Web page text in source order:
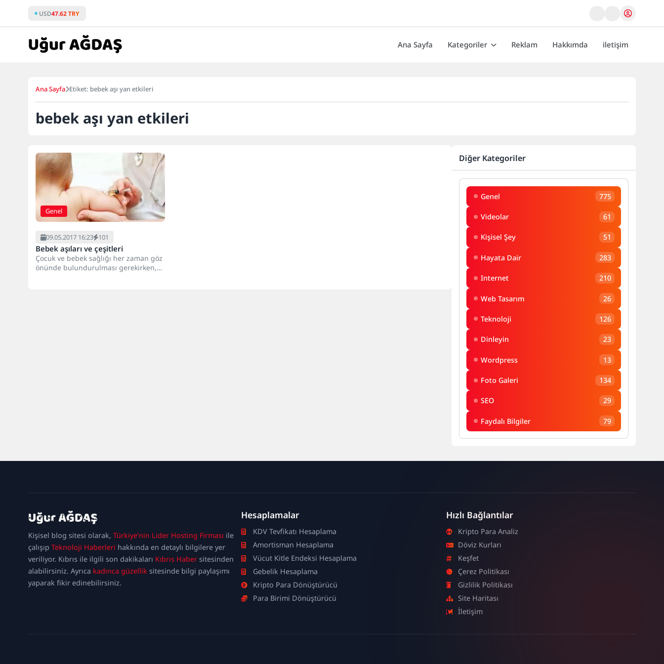
content
USD47.62 TRY
Ana Sayfa Kategoriler Reklam Hakkımda iletişim
Ana Sayfa Etiket: bebek aşı yan etkileri
bebek aşı yan etkileri
Genel
09.05.2017 16:23 101
Bebek aşıları ve çeşitleri
Çocuk ve bebek sağlığı her zaman göz
önünde bulundurulması gerekirken,
Diğer Kategoriler
Genel 775
Videolar 61
Kişisel Şey 51
Hayata Dair 283
Internet 210
Web Tasarım 26
Teknoloji 126
Dinleyin 23
Wordpress 13
Foto Galeri 134
SEO 29
Faydalı Bilgiler 79
Kişisel blog sitesi olarak, Türkiye'nin Lider Hosting Firması ile
çalışıp Teknoloji Haberleri hakkında en detaylı bilgilere yer
veriliyor. Kıbrıs ile ilgili son dakikaları Kıbrıs Haber sitesinden
alabilirsiniz. Ayrıca kadınca güzellik sitesinde bilgi paylaşımı
yaparak fikir edinebilirsiniz.
kadıköy
escortmaltepe
escort ataşehir
escortümraniye
escort
Hesaplamalar
KDV Tevfikatı Hesaplama
Amortisman Hesaplama
Vücut Kitle Endeksi Hesaplama
Gebelik Hesaplama
Kripto Para Dönüştürücü
Para Birimi Dönüştürücü
Hızlı Bağlantılar
Kripto Para Analiz
Döviz Kurları
Keşfet
Çerez Politikası
Gizlilik Politikası
Site Haritası
İletişim